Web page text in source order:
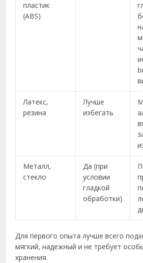
пластик
(ABS)
Латекс,
резина
Лучше
избегать
Металл,
стекло
Да (при
условии
гладкой
обработки)
Для первого опыта лучше всего
мягкий, надежный и не требует
хранения.